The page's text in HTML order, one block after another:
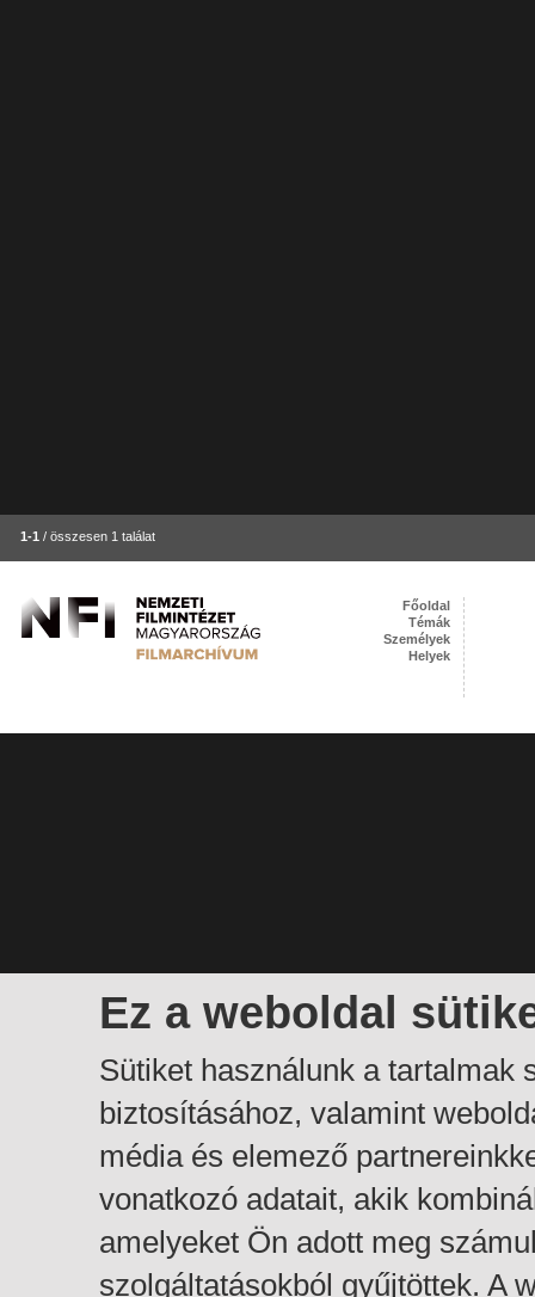
1-1 / összesen 1 találat
Ez a weboldal
Sütiket használunk a tartalmak
biztosításához, valamint
média és elemező
vonatkozó adatait, akik
amelyeket Ön adott meg
szolgáltatásokból gyűjtöttek. A
Főoldal
Témák
Személyek
Helyek